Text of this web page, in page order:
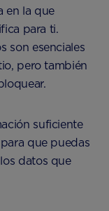
en la que
para ti.
son esenciales
pero también
suficiente
que puedas
datos que